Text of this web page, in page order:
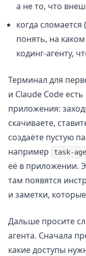
а не то, что
когда
понять, на
кодинг-агенту,
Терминал для
и Claude Code
приложения:
скачиваете,
создаёте пустую
например
task-
её в приложении.
там появятся
и заметки,
Дальше просите
агента. Сначала
какие доступы